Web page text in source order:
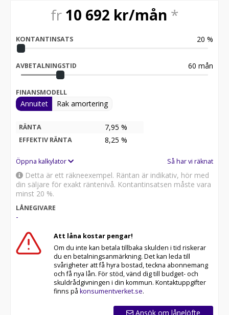
fr 10 692 kr/mån *
KONTANTINSATS 20 %
AVBETALNINGSTID 60 mån
FINANSMODELL
Annuitet Rak amortering
RÄNTA 7,95 %
EFFEKTIV RÄNTA 8,25 %
Öppna kalkylator Så har vi räknat
Detta är ett räkneexempel. Räntan är indikativ, hör med
din säljare för exakt räntenivå. Kontantinsatsen måste vara
minst 20 %.
LÅNEGIVARE
-
Att låna kostar pengar!
Om du inte kan betala tillbaka skulden i tid riskerar
du en betalningsanmärkning. Det kan leda till
svårigheter att få hyra bostad, teckna abonnemang
och få nya lån. För stöd, vänd dig till budget- och
skuldrådgivningen i din kommun. Kontaktuppgifter
finns på konsumentverket.se.
Ansök om lånelöfte